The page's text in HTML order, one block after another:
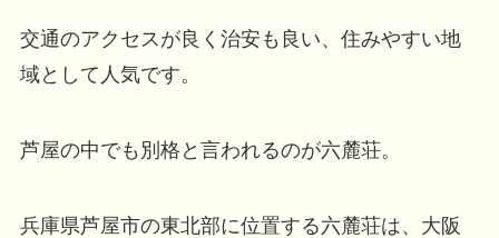
交通のアクセスが良く治安も良い、住みやすい地
域として人気です。
芦屋の中でも別格と言われるのが六麓荘。
兵庫県芦屋市の東北部に位置する六麓荘は、大阪